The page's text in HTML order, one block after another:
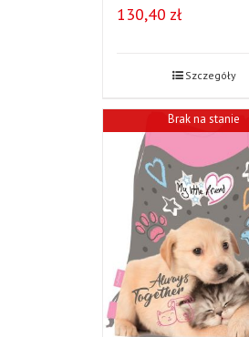
130,40 zł
Szczegóły
Brak na stanie